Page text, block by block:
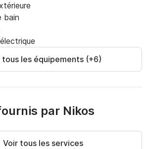
avec nous dans la mer Ionienne
avec impatience !
bain
tous les équipements (+6)
par Nikos
Voir tous les services